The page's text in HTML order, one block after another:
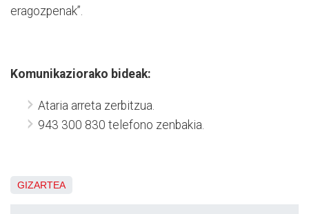
eragozpenak”.
Komunikaziorako bideak:
Ataria arreta zerbitzua.
943 300 830 telefono zenbakia.
GIZARTEA